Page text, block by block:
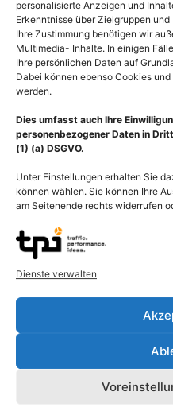
personalisierte Anzeigen und
Erkenntnisse über Zielgruppen
Ihre Zustimmung benötigen wir
Multimedia- Inhalte. In einigen
Ihre persönlichen Daten auf
Dabei können ebenso Cookies
werden.
Dies umfasst auch Ihre
personenbezogener Daten in
(1) (a) DSGVO.
Unter Einstellungen erhalten Sie
können wählen. Sie können Ihre
am Seitenende rechts widerrufen
Dienste verwalten
Eingeschränktes Sehfeld
beim Glaukom (Grüner
Star)